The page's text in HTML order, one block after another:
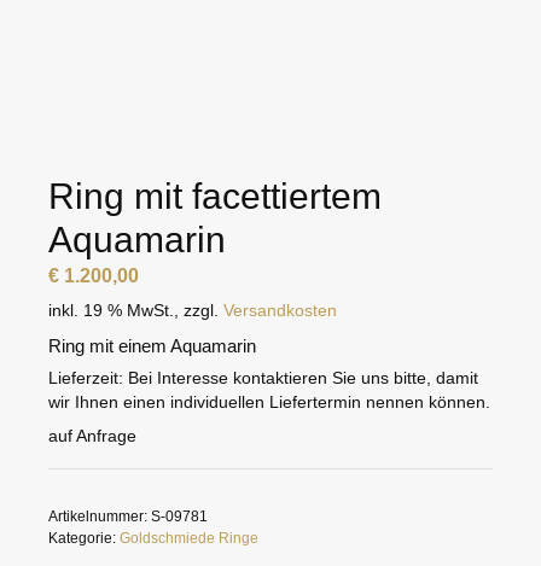
Ring mit facettiertem
Aquamarin
€ 1.200,00
inkl. 19 % MwSt. zzgl. Versandkosten
Ring mit einem Aquamarin
Lieferzeit: Bei Interesse kontaktieren Sie uns bitte, damit
wir Ihnen einen individuellen Liefertermin nennen können.
auf Anfrage
Artikelnummer: S-09781
Kategorie: Goldschmiede Ringe